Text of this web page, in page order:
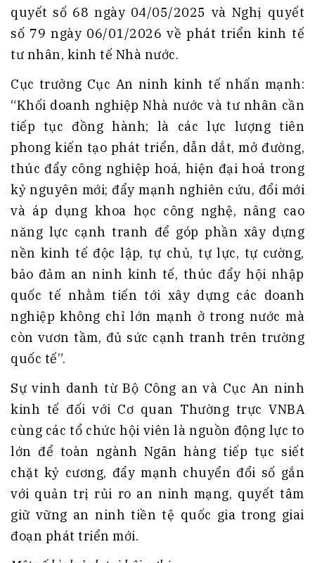
quyết số 68 ngày 04/05/2025 và Nghị quyết
số 79 ngày 06/01/2026 về phát triển kinh tế
tư nhân, kinh tế Nhà nước.
Cục trưởng Cục An ninh kinh tế nhấn mạnh:
“Khối doanh nghiệp Nhà nước và tư nhân cần
tiếp tục đồng hành; là các lực lượng tiên
phong kiến tạo phát triển, dẫn dắt, mở đường,
thúc đẩy công nghiệp hoá, hiện đại hoá trong
kỷ nguyên mới; đẩy mạnh nghiên cứu, đổi mới
và áp dụng khoa học công nghệ, nâng cao
năng lực cạnh tranh để góp phần xây dựng
nền kinh tế độc lập, tự chủ, tự lực, tự cường,
bảo đảm an ninh kinh tế, thúc đẩy hội nhập
quốc tế nhằm tiến tới xây dựng các doanh
nghiệp không chỉ lớn mạnh ở trong nước mà
còn vươn tầm, đủ sức cạnh tranh trên trường
quốc tế”.
Sự vinh danh từ Bộ Công an và Cục An ninh
kinh tế đối với Cơ quan Thường trực VNBA
cùng các tổ chức hội viên là nguồn động lực to
lớn để toàn ngành Ngân hàng tiếp tục siết
chặt kỷ cương, đẩy mạnh chuyển đổi số gắn
với quản trị rủi ro an ninh mạng, quyết tâm
giữ vững an ninh tiền tệ quốc gia trong giai
đoạn phát triển mới.